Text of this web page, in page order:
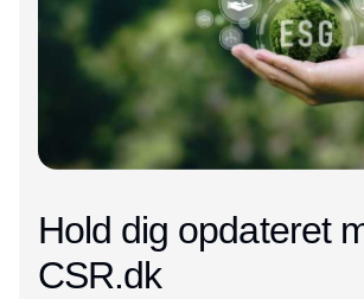
Hold dig opdateret
CSR.dk